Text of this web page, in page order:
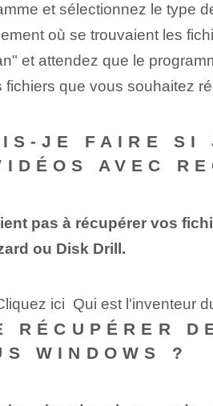
et sélectionnez le type
où se trouvaient les
et attendez que le
fichiers que vous souhaitez
JE FAIRE SI
AVEC
pas à récupérer vos
ou Disk Drill.
ici Qui est l'inventeur
WINDOWS ?